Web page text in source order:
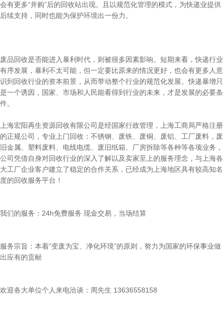
会有更多“并购”后的回收站出现。且以规范化管理的模式，为快递业提供
后续支持，同时也能为保护环境出一份力。
废品回收是否能进入暴利时代，则被很多因素影响。短期来看，快递行业
有序发展，暴利不太可能，但一定要比原来的情况更好，也会有更多人意
识到回收行业的资本前景，从而带动整个行业的规范化发展。快递暴增只
是一个诱因，国家、市场和人民能看得到行业的未来，才是发展的必要条
件。
上海宏阳再生资源回收有限公司是经国家行政管理，上海工商局严格注册
的正规公司，专业上门回收：不锈钢、废铁、废铜、废铝、工厂废料，废
旧金属、塑料废料、电线电缆、废旧纸箱、厂房拆除等各种等各项业务，
公司凭借自身对回收行业的深入了解以及卖家至上的服务理念，与上海各
大工厂企业客户建立了稳定的合作关系，已经成为上海地区具有较高知名
度的回收服务平台！
我们的服务：24h免费服务 现金交易，当场结算
服务宗旨：本着“变废为宝、净化环境”的原则，努力为国家的环保事业做
出应有的贡献
欢迎各大单位个人来电洽谈：周先生 13636558158